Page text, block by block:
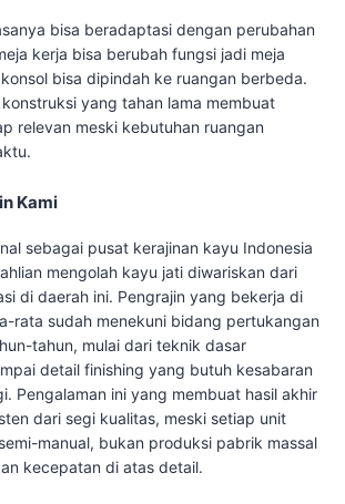
bisa beradaptasi dengan perubahan
kerja bisa berubah fungsi jadi meja
bisa dipindah ke ruangan berbeda.
yang tahan lama membuat
relevan meski kebutuhan ruangan
Kami
sebagai pusat kerajinan kayu Indonesia
mengolah kayu jati diwariskan dari
di daerah ini. Pengrajin yang bekerja di
rata sudah menekuni bidang pertukangan
tahun, mulai dari teknik dasar
detail finishing yang butuh kesabaran
Pengalaman ini yang membuat hasil akhir
dari segi kualitas, meski setiap unit
manual, bukan produksi pabrik massal
kecepatan di atas detail.